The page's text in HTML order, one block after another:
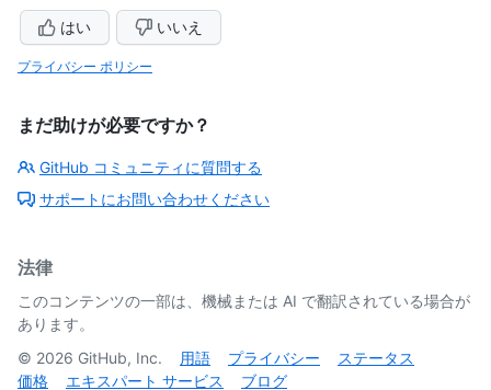
はい いいえ
プライバシー ポリシー
まだ助けが必要ですか？
GitHub コミュニティに質問する
サポートにお問い合わせください
法律
このコンテンツの一部は、機械または AI で翻訳されている場合が
あります。
© 2026 GitHub, Inc. 用語 プライバシー
ステータス
価格
エキスパート サービス ブログ